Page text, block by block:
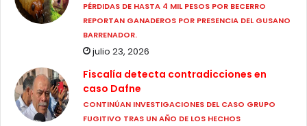
PÉRDIDAS DE HASTA 4 MIL PESOS POR BECERRO
REPORTAN GANADEROS POR PRESENCIA DEL GUSANO
BARRENADOR.
julio 23, 2026
Fiscalía detecta contradicciones en
caso Dafne
CONTINÚAN INVESTIGACIONES DEL CASO GRUPO
FUGITIVO TRAS UN AÑO DE LOS HECHOS